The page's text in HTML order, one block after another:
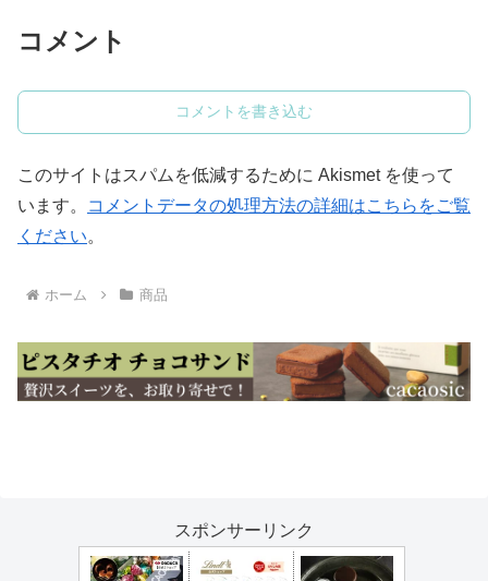
コメント
コメントを書き込む
このサイトはスパムを低減するために Akismet を使って
います。
コメントデータの処理方法の詳細はこちらをご覧
ください。
ホーム 商品
スポンサーリンク